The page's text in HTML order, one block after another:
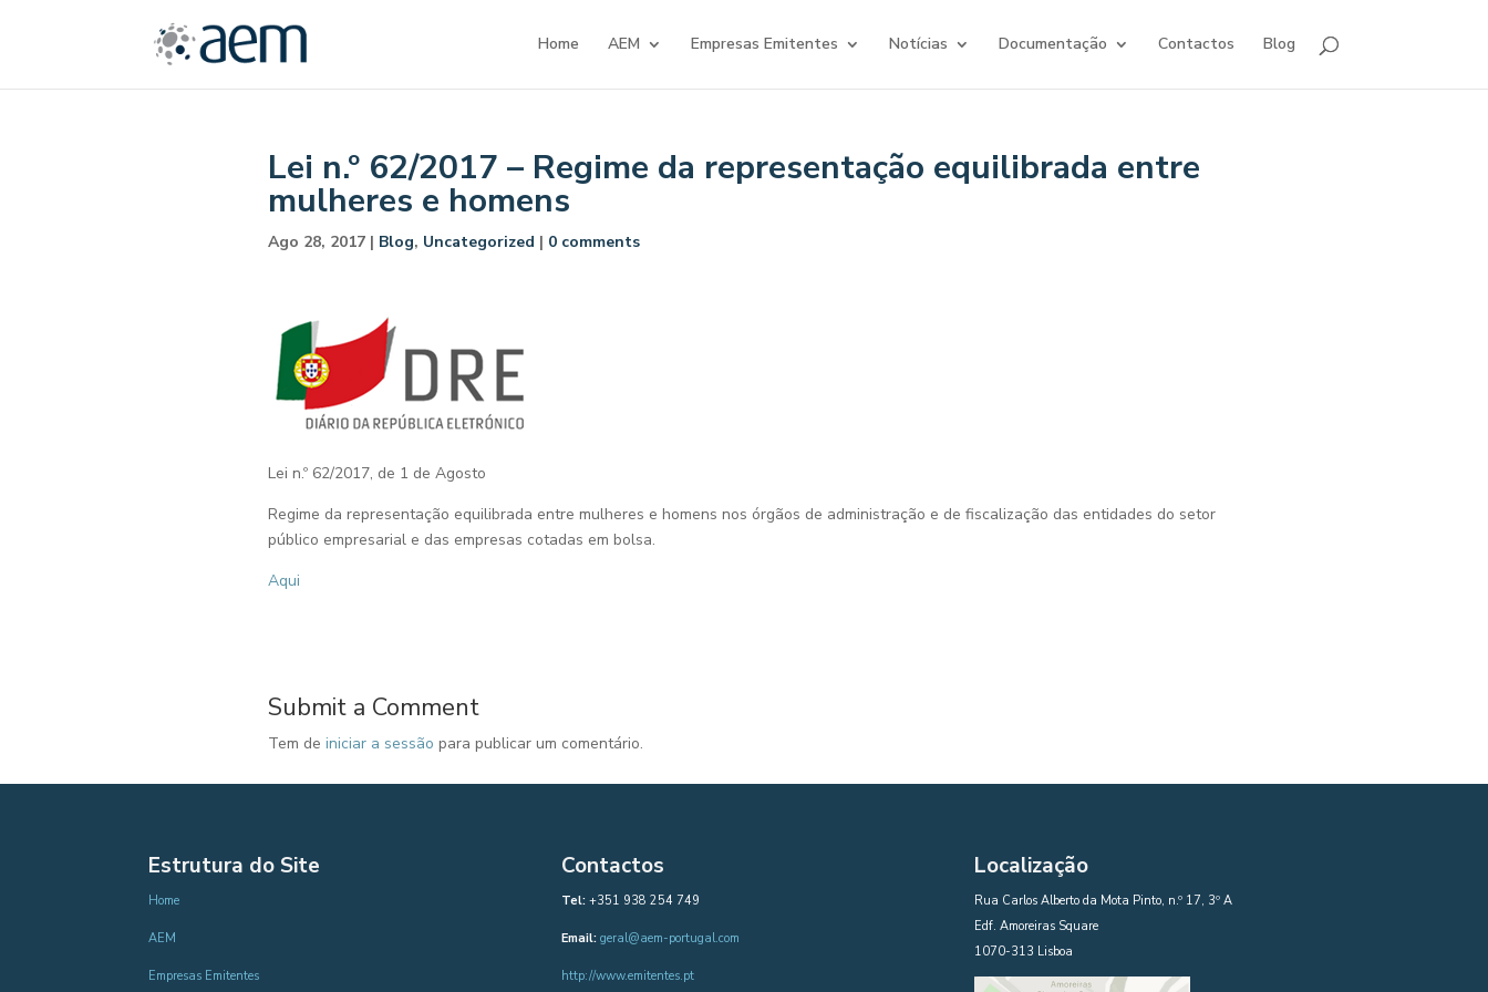
Home AEM Empresas Emitentes Notícias Documentação Contactos Blog
Lei n.º 62/2017 – Regime da representação equilibrada entre
mulheres e homens
Ago 28, 2017| Blog, Uncategorized | 0 comments
Lei n.º 62/2017, de 1 de Agosto
Regime da representação equilibrada entre mulheres e homens nos órgãos de administração e de fiscalização das entidades do setor
público empresarial e das empresas cotadas em bolsa.
Aqui
Submit a Comment
Tem de iniciar a sessão para publicar um comentário.
Estrutura do Site
Home
AEM
Empresas Emitentes
Contactos
Tel: +351 938 254 749
Email: geral@aem-portugal.com
http://www.emitentes.pt
Localização
Rua Carlos Alberto da Mota Pinto, n.º 17, 3º A
Edf. Amoreiras Square
1070-313 Lisboa